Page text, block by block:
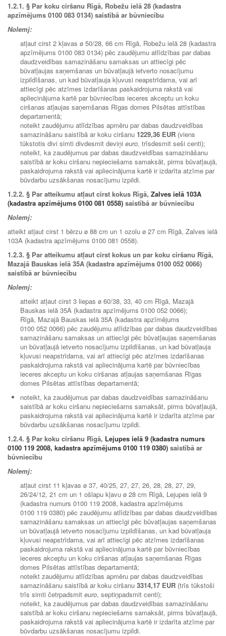
1.2.1. § Par koku ciršanu Rīgā, Robežu ielā 28 (kadastra
apzīmējums 0100 083 0134) saistībā ar būvniecību
Nolemj:
atļaut cirst 2 kļavas ø 50/28, 66 cm Rīgā, Robežu ielā 28 (kadastra
apzīmējums 0100 083 0134) pēc zaudējumu atlīdzības par dabas
daudzveidības samazināšanu samaksas un attiecīgi pēc
būvatļaujas saņemšanas un būvatļaujā ietverto nosacījumu
izpildīšanas, un kad būvatļauja kļuvusi neapstrīdama, vai arī
attiecīgi pēc atzīmes izdarīšanas paskaidrojuma rakstā vai
apliecinājuma kartē par būvniecības ieceres akceptu un koku
ciršanas atļaujas saņemšanas Rīgas domes Pilsētas attīstības
departamentā;
noteikt zaudējumu atlīdzības apmēru par dabas daudzveidības
samazināšanu saistībā ar koku ciršanu 1229,36 EUR (viens
tūkstotis divi simti divdesmit deviņi euro, trīsdesmit seši centi);
noteikt, ka zaudējumus par dabas daudzveidības samazināšanu
saistībā ar koku ciršanu nepieciešams samaksāt, pirms būvatļaujā,
paskaidrojuma rakstā vai apliecinājuma kartē ir izdarīta atzīme par
būvdarbu uzsākšanas nosacījumu izpildi.
1.2.2. § Par atteikumu atļaut cirst kokus Rīgā, Zalves ielā 103A
(kadastra apzīmējums 0100 081 0558) saistībā ar būvniecību
Nolemj:
atteikt atļaut cirst 1 bērzu ø 88 cm un 1 ozolu ø 27 cm Rīgā, Zalves ielā
103A (kadastra apzīmējums 0100 081 0558).
1.2.3. § Par atteikumu atļaut cirst kokus un par koku ciršanu Rīgā,
Mazajā Bauskas ielā 35A (kadastra apzīmējums 0100 052 0066)
saistībā ar būvniecību
Nolemj:
atteikt atļaut cirst 3 liepas ø 60/38, 33, 40 cm Rīgā, Mazajā
Bauskas ielā 35A (kadastra apzīmējums 0100 052 0066);
Rīgā, Mazajā Bauskas ielā 35A (kadastra apzīmējums
0100 052 0066) pēc zaudējumu atlīdzības par dabas daudzveidības
samazināšanu samaksas un attiecīgi pēc būvatļaujas saņemšanas
un būvatļaujā ietverto nosacījumu izpildīšanas, un kad būvatļauja
kļuvusi neapstrīdama, vai arī attiecīgi pēc atzīmes izdarīšanas
paskaidrojuma rakstā vai apliecinājuma kartē par būvniecības
ieceres akceptu un koku ciršanas atļaujas saņemšanas Rīgas
domes Pilsētas attīstības departamentā;
noteikt, ka zaudējumus par dabas daudzveidības samazināšanu
saistībā ar koku ciršanu nepieciešams samaksāt, pirms būvatļaujā,
paskaidrojuma rakstā vai apliecinājuma kartē ir izdarīta atzīme par
būvdarbu uzsākšanas nosacījumu izpildi.
1.2.4. § Par koku ciršanu Rīgā, Lejupes ielā 9 (kadastra numurs
0100 119 2008, kadastra apzīmējums 0100 119 0380) saistībā ar
būvniecību
Nolemj:
atļaut cirst 11 kļavas ø 37, 40/25, 27, 27, 26, 28, 28, 27, 29,
26/24/12, 21 cm un 1 ošlapu kļavu ø 28 cm Rīgā, Lejupes ielā 9
(kadastra numurs 0100 119 2008, kadastra apzīmējums
0100 119 0380) pēc zaudējumu atlīdzības par dabas daudzveidības
samazināšanu samaksas un attiecīgi pēc būvatļaujas saņemšanas
un būvatļaujā ietverto nosacījumu izpildīšanas, un kad būvatļauja
kļuvusi neapstrīdama, vai arī attiecīgi pēc atzīmes izdarīšanas
paskaidrojuma rakstā vai apliecinājuma kartē par būvniecības
ieceres akceptu un koku ciršanas atļaujas saņemšanas Rīgas
domes Pilsētas attīstības departamentā;
noteikt zaudējumu atlīdzības apmēru par dabas daudzveidības
samazināšanu saistībā ar koku ciršanu 3314,17 EUR (trīs tūkstoši
trīs simti četrpadsmit euro, septiņpadsmit centi);
noteikt, ka zaudējumus par dabas daudzveidības samazināšanu
saistībā ar koku ciršanu nepieciešams samaksāt, pirms būvatļaujā,
paskaidrojuma rakstā vai apliecinājuma kartē ir izdarīta atzīme par
būvdarbu uzsākšanas nosacījumu izpildi.